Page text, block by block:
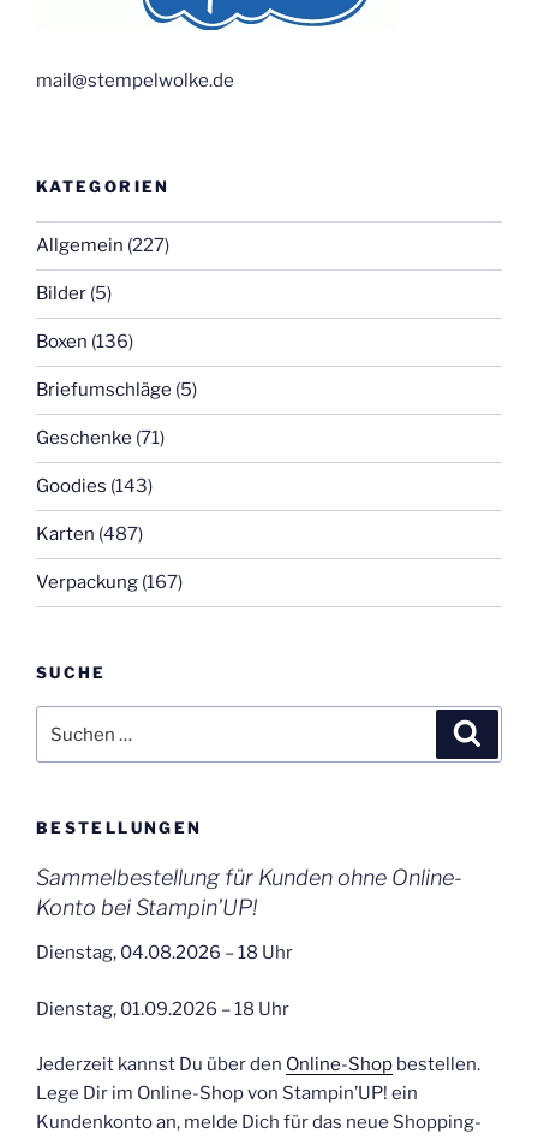
mail@stempelwolke.de
KATEGORIEN
Allgemein (227)
Bilder (5)
Boxen (136)
Briefumschläge (5)
Geschenke (71)
Goodies (143)
Karten (487)
Verpackung (167)
SUCHE
nach:
BESTELLUNGEN
Sammelbestellung für Kunden ohne Online-
Konto bei Stampin’UP!
Dienstag, 04.08.2026 – 18 Uhr
Dienstag, 01.09.2026 – 18 Uhr
Jederzeit kannst Du über den Online-Shop bestellen.
Lege Dir im Online-Shop von Stampin’UP! ein
Kundenkonto an, melde Dich für das neue Shopping-